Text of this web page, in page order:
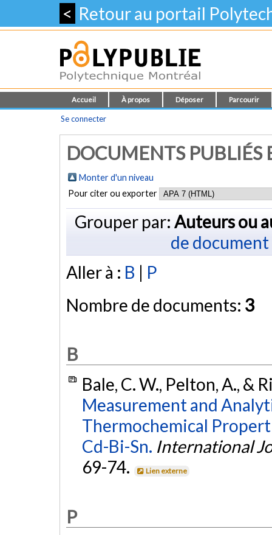
< Retour au portail
Accueil À propos Déposer Parcourir
Se connecter
DOCUMENTS PUBLIÉS
Monter d'un niveau
Pour citer ou exporter
Grouper par: Auteurs ou
de document
Aller à : B | P
Nombre de documents: 3
B
Bale, C. W., Pelton, A., &
Measurement and
Thermochemical
Cd-Bi-Sn. International
69-74.
Lien externe
P